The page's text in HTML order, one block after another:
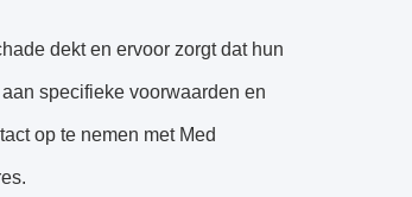
dekt en ervoor zorgt dat hun
specifieke voorwaarden en
op te nemen met Med